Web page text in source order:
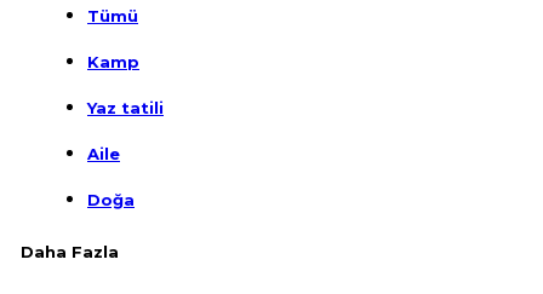
Tümü
Kamp
Yaz tatili
Aile
Doğa
Daha Fazla